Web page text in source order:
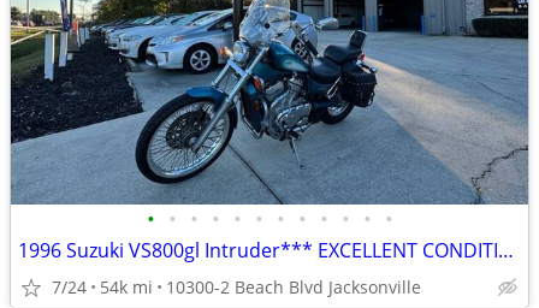
• • • • • • • • • • • •
1996 Suzuki VS800gl Intruder*** EXCELLENT CONDITION ***
7/24 54k mi 10300-2 Beach Blvd Jacksonville